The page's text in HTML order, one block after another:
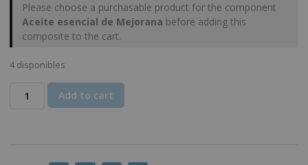
Please choose a purchasable product for the component
Aceite esencial de Mejorana before adding this
composite to the cart.
4 disponibles
Add to cart